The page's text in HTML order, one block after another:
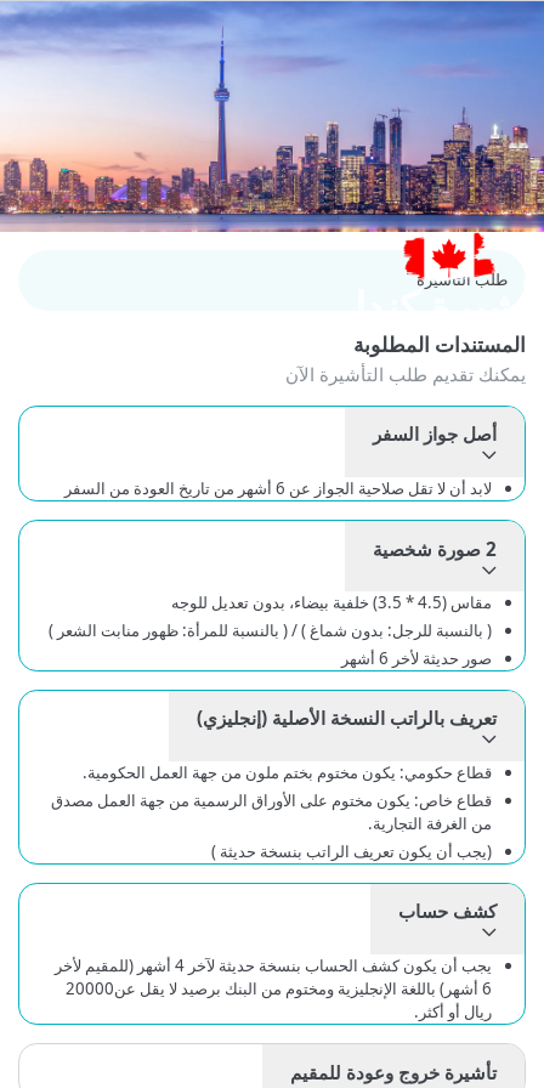
كنداطلب التأشيرة
المطلوبة
تقديم طلب التأشيرة الآن
أصل جواز السفر
مقاس (4.5 * 3.5) خلفية بيضاء، بدون تعديل للوجه
( بالنسبة للرجل: بدون شماغ ) / ( بالنسبة للمرأة: ظهور منابت الشعر )
صور حديثة لأخر 6 أشهر
قطاع حكومي: يكون مختوم بختم ملون من جهة العمل الحكومية.
قطاع خاص: يكون مختوم على الأوراق الرسمية من جهة العمل مصدق
من الغرفة التجارية.
(يجب أن يكون تعريف الراتب بنسخة حديثة )
كشف حساب
6 أشهر) باللغة الإنجليزية ومختوم من البنك برصيد لا يقل عن20000
ريال أو أكثر.